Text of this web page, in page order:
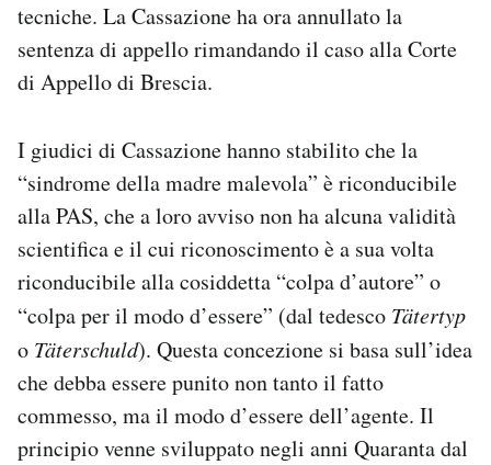
tecniche. La Cassazione ha ora annullato la
sentenza di appello rimandando il caso alla Corte
di Appello di Brescia.
I giudici di Cassazione hanno stabilito che la
“sindrome della madre malevola” è riconducibile
alla PAS, che a loro avviso non ha alcuna validità
scientifica e il cui riconoscimento è a sua volta
riconducibile alla cosiddetta “colpa d’autore” o
“colpa per il modo d’essere” (dal tedesco Tätertyp
o Täterschuld). Questa concezione si basa sull’idea
che debba essere punito non tanto il fatto
commesso, ma il modo d’essere dell’agente. Il
principio venne sviluppato negli anni Quaranta dal